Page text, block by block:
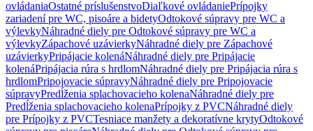
ovládaniaOstatné príslušenstvoDiaľkové ovládaniePrípojky
zariadení pre WC, pisoáre a bidetyOdtokové súpravy pre WC a
výlevkyNáhradné diely pre Odtokové súpravy pre WC a
výlevkyZápachové uzávierkyNáhradné diely pre Zápachové
uzávierkyPripájacie kolenáNáhradné diely pre Pripájacie
kolenáPripájacia rúra s hrdlomNáhradné diely pre Pripájacia rúra s
hrdlomPripojovacie súpravyNáhradné diely pre Pripojovacie
súpravyPredĺženia splachovacieho kolenaNáhradné diely pre
Predĺženia splachovacieho kolenaPrípojky z PVCNáhradné diely
pre Prípojky z PVCTesniace manžety a dekoratívne krytyOdtokové